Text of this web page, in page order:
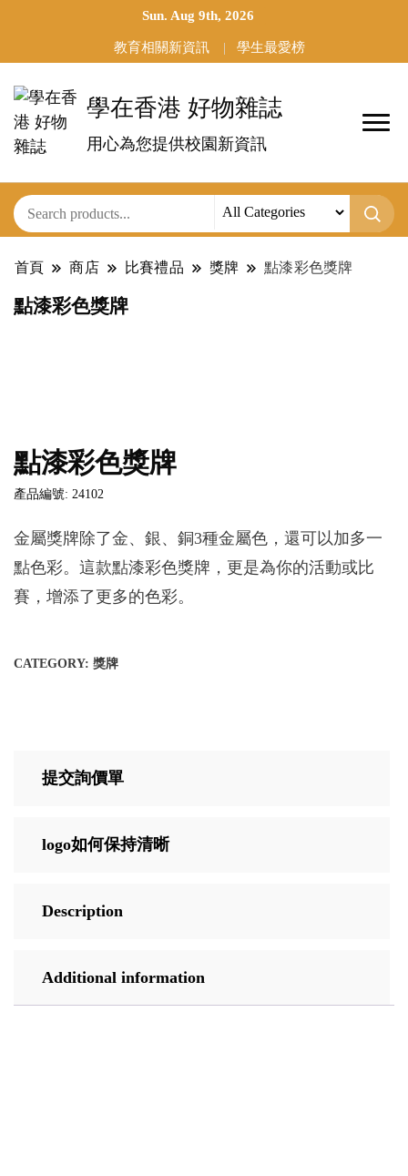
Sun. Aug 9th, 2026
教育相關新資訊 學生最愛榜
學在香港 好物雜誌
用心為您提供校園新資訊
首頁 商店 比賽禮品 獎牌 點漆彩色獎牌
點漆彩色獎牌
點漆彩色獎牌
產品編號: 24102
金屬獎牌除了金、銀、銅3種金屬色，還可以加多一
點色彩。這款點漆彩色獎牌，更是為你的活動或比
賽，增添了更多的色彩。
CATEGORY: 獎牌
提交詢價單
logo如何保持清晰
Description
Additional information